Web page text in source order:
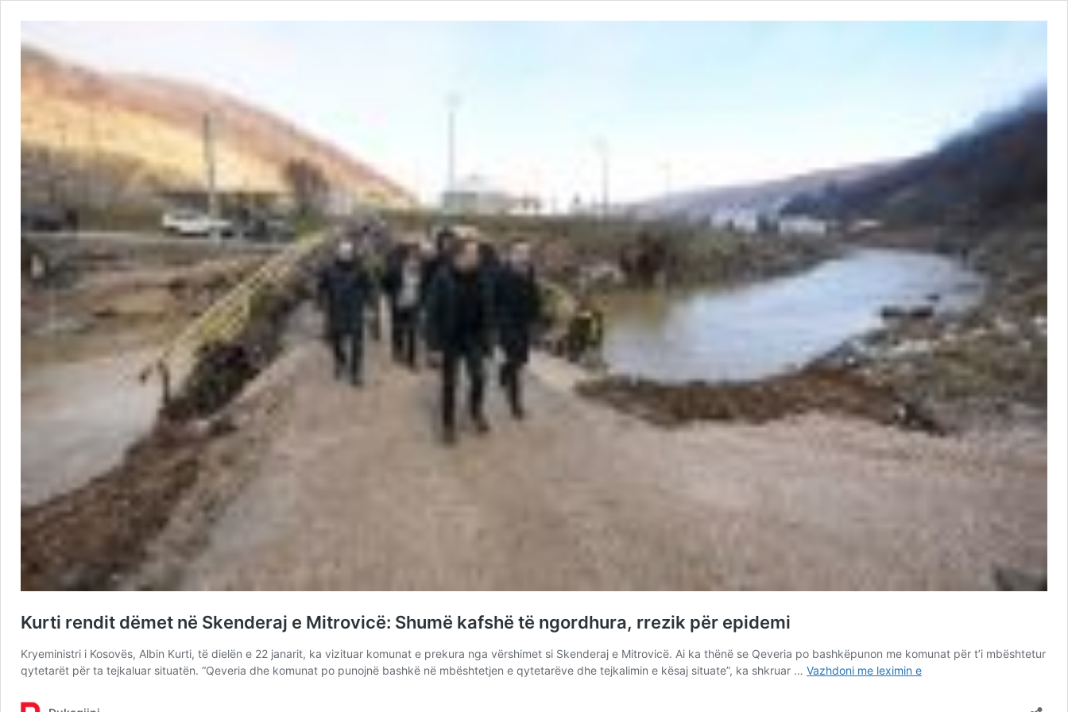
Kurti rendit dëmet në Skenderaj e Mitrovicë: Shumë kafshë të ngordhura, rrezik për epidemi
Kryeministri i Kosovës, Albin Kurti, të dielën e 22 janarit, ka vizituar komunat e prekura nga vërshimet si Skenderaj e Mitrovicë. Ai ka thënë se Qeveria po bashkëpunon me komunat për t’i mbështetur
qytetarët për ta tejkaluar situatën. “Qeveria dhe komunat po punojnë bashkë në mbështetjen e qytetarëve dhe tejkalimin e kësaj situate”, ka shkruar … Vazhdoni me leximin eKurti